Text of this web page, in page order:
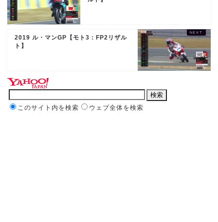
2019 ル・マンGP【モト3：FP2リザル
ト】
このサイト内を検索 ウェブ全体を検索